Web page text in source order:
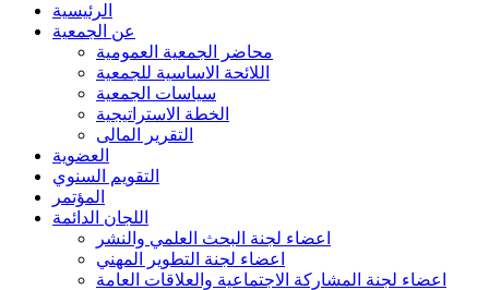
الرئيسية
عن الجمعية
محاضر الجمعية العمومية
اللائحة الاساسية للجمعية
سياسات الجمعية
الخطة الاستراتيجية
التقرير المالى
العضوية
التقويم السنوي
المؤتمر
اللجان الدائمة
اعضاء لجنة البحث العلمي والنشر
اعضاء لجنة التطوير المهني
اعضاء لجنة المشاركة الاجتماعية والعلاقات العامة